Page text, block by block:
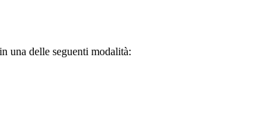
una delle seguenti modalità: